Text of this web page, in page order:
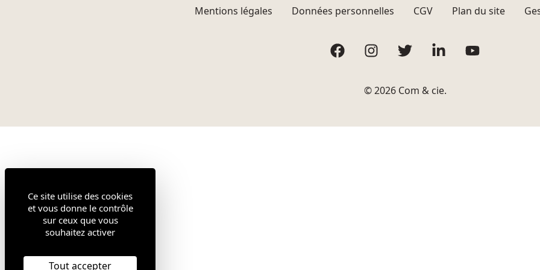
Mentions légales Données personnelles CGV Plan du site
FacebookInstagramTwitterLinkedInYouTube
© 2026 Com & cie.
Ce site utilise des cookies
et vous donne le contrôle
sur ceux que vous
souhaitez activer
Tout accepter